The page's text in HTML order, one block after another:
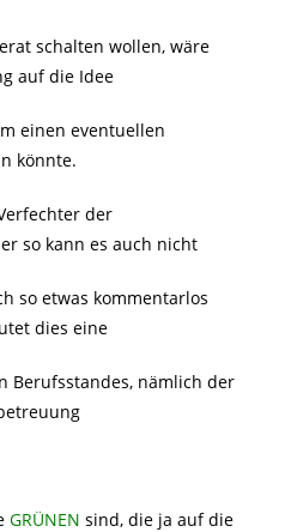
schalten wollen, wäre
auf die Idee
einen eventuellen
könnte.
der
so kann es auch nicht
so etwas kommentarlos
dies eine
Berufsstandes, nämlich der
GRÜNEN sind, die ja auf die